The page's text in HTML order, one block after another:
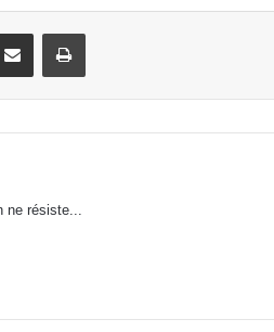
Partager par email Imprimer
ne résiste...
professionnelles
Affaire Bilie-By-Nze : EPG demande
Cybersécurité : la SEEG révèle avoir
perdu près de 95 % de ses
avec 259 milliards de FCFA, GSEZ